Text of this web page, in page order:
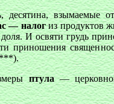
взымаемые
— налогиз продуктов
И освяти грудь
***).
птула— церковной